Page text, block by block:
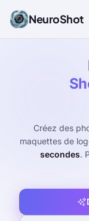
NeuroShot
Créez des
maquettes de
secondes.